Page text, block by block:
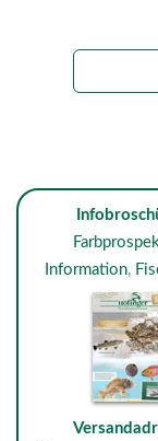
Information,